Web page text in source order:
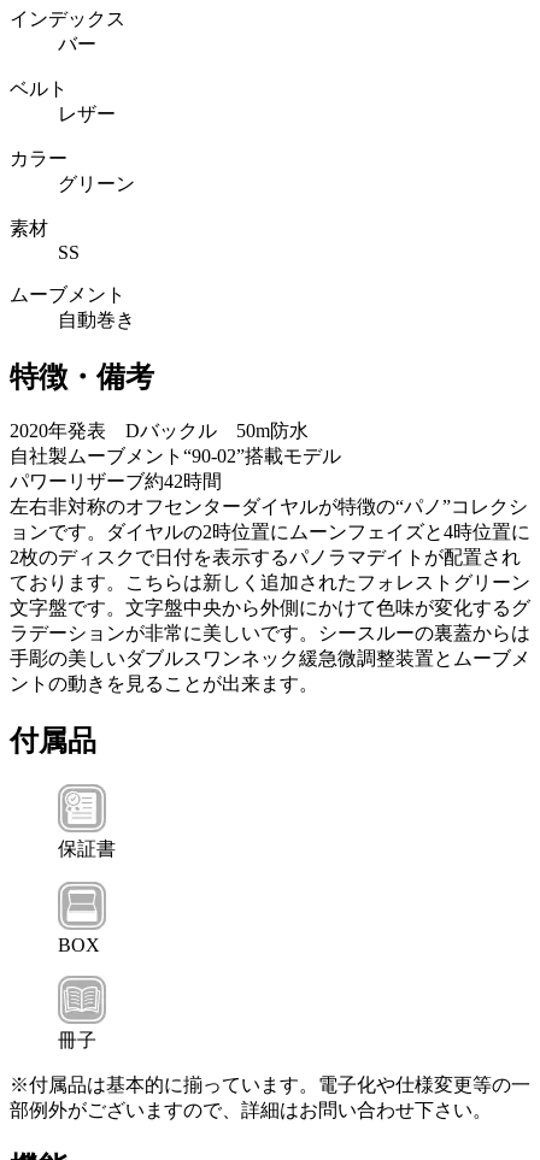
インデックス
バー
ベルト
レザー
カラー
グリーン
素材
SS
ムーブメント
自動巻き
特徴・備考
2020年発表 Dバックル 50m防水
自社製ムーブメント“90-02”搭載モデル
パワーリザーブ約42時間
左右非対称のオフセンターダイヤルが特徴の“パノ”コレクシ
ョンです。ダイヤルの2時位置にムーンフェイズと4時位置に
2枚のディスクで日付を表示するパノラマデイトが配置され
ております。こちらは新しく追加されたフォレストグリーン
文字盤です。文字盤中央から外側にかけて色味が変化するグ
ラデーションが非常に美しいです。シースルーの裏蓋からは
手彫の美しいダブルスワンネック緩急微調整装置とムーブメ
ントの動きを見ることが出来ます。
付属品
保証書
BOX
冊子
※付属品は基本的に揃っています。電子化や仕様変更等の一
部例外がございますので、詳細はお問い合わせ下さい。